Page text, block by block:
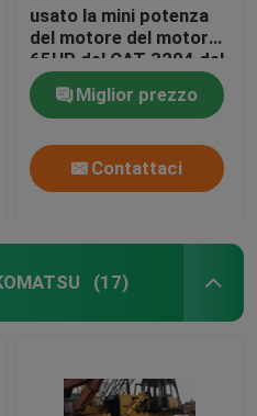
usato la mini potenza
del motore del motore
65HP del CAT 3204 del
bulldozer del CAT D3B
Miglior prezzo
Contattaci
(17)